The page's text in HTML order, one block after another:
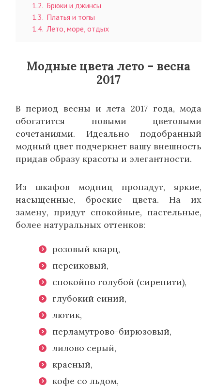
1.2. Брюки и джинсы
1.3. Платья и топы
1.4. Лето, море, отдых
Модные цвета лето – весна
2017
В период весны и лета 2017 года, мода
обогатится новыми цветовыми
сочетаниями. Идеально подобранный
модный цвет подчеркнет вашу внешность
придав образу красоты и элегантности.
Из шкафов модниц пропадут, яркие,
насыщенные, броские цвета. На их
замену, придут спокойные, пастельные,
более натуральных оттенков:
розовый кварц,
персиковый,
спокойно голубой (сиренити),
глубокий синий,
лютик,
перламутрово-бирюзовый,
лилово серый,
красный,
кофе со льдом,